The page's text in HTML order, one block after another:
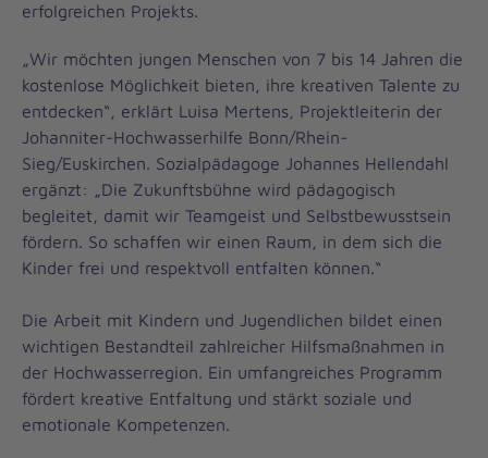
erfolgreichen Projekts.
„Wir möchten jungen Menschen von 7 bis 14 Jahren die
kostenlose Möglichkeit bieten, ihre kreativen Talente zu
entdecken“, erklärt Luisa Mertens, Projektleiterin der
Johanniter-Hochwasserhilfe Bonn/Rhein-
Sieg/Euskirchen. Sozialpädagoge Johannes Hellendahl
ergänzt: „Die Zukunftsbühne wird pädagogisch
begleitet, damit wir Teamgeist und Selbstbewusstsein
fördern. So schaffen wir einen Raum, in dem sich die
Kinder frei und respektvoll entfalten können.“
Die Arbeit mit Kindern und Jugendlichen bildet einen
wichtigen Bestandteil zahlreicher Hilfsmaßnahmen in
der Hochwasserregion. Ein umfangreiches Programm
fördert kreative Entfaltung und stärkt soziale und
emotionale Kompetenzen.